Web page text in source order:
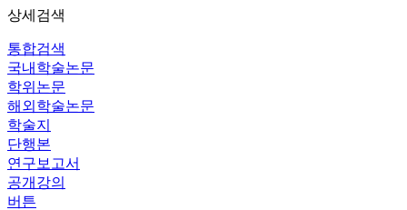
상세검색
통합검색
국내학술논문
학위논문
해외학술논문
학술지
단행본
연구보고서
공개강의
버튼